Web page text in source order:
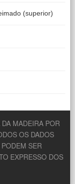
(superior)
MADEIRA POR
OS DADOS
SER
EXPRESSO DOS